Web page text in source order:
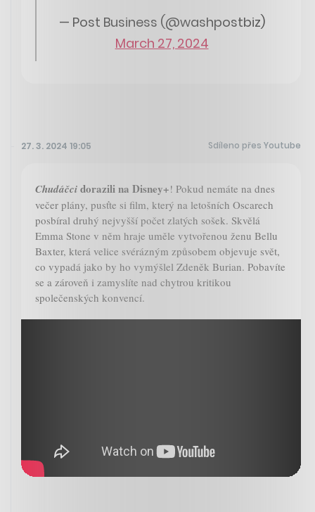
— Post Business (@washpostbiz)
March 27, 2024
27. 3. 2024 19:05 Sdíleno přes Youtube
Chudáčcidorazili na Disney+! Pokud nemáte na dnes
večer plány, pusťte si film, který na letošních Oscarech
posbíral druhý nejvyšší počet zlatých sošek. Skvělá
Emma Stone v něm hraje uměle vytvořenou ženu Bellu
Baxter, která velice svérázným způsobem objevuje svět,
co vypadá jako by ho vymýšlel Zdeněk Burian. Pobavíte
se a zároveň i zamyslíte nad chytrou kritikou
společenských konvencí.